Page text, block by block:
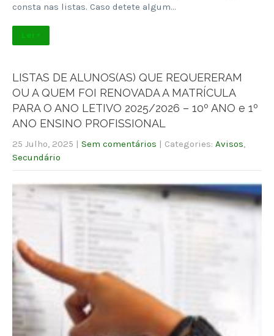
consta nas listas. Caso detete algum…
Ler +
LISTAS DE ALUNOS(AS) QUE REQUERERAM
OU A QUEM FOI RENOVADA A MATRÍCULA
PARA O ANO LETIVO 2025/2026 – 10º ANO e 1º
ANO ENSINO PROFISSIONAL
25 Julho, 2025 | Sem comentários | Categories: Avisos,
Secundário